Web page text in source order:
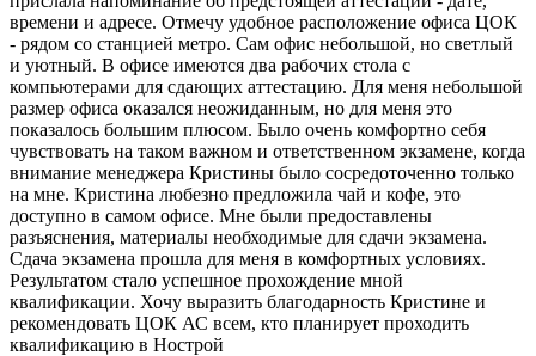
времени и адресе. Отмечу удобное расположение офиса ЦОК
- рядом со станцией метро. Сам офис небольшой, но светлый
и уютный. В офисе имеются два рабочих стола с
компьютерами для сдающих аттестацию. Для меня небольшой
размер офиса оказался неожиданным, но для меня это
показалось большим плюсом. Было очень комфортно себя
чувствовать на таком важном и ответственном экзамене, когда
внимание менеджера Кристины было сосредоточенно только
на мне. Кристина любезно предложила чай и кофе, это
доступно в самом офисе. Мне были предоставлены
разъяснения, материалы необходимые для сдачи экзамена.
Сдача экзамена прошла для меня в комфортных условиях.
Результатом стало успешное прохождение мной
квалификации. Хочу выразить благодарность Кристине и
рекомендовать ЦОК АС всем, кто планирует проходить
квалификацию в Нострой